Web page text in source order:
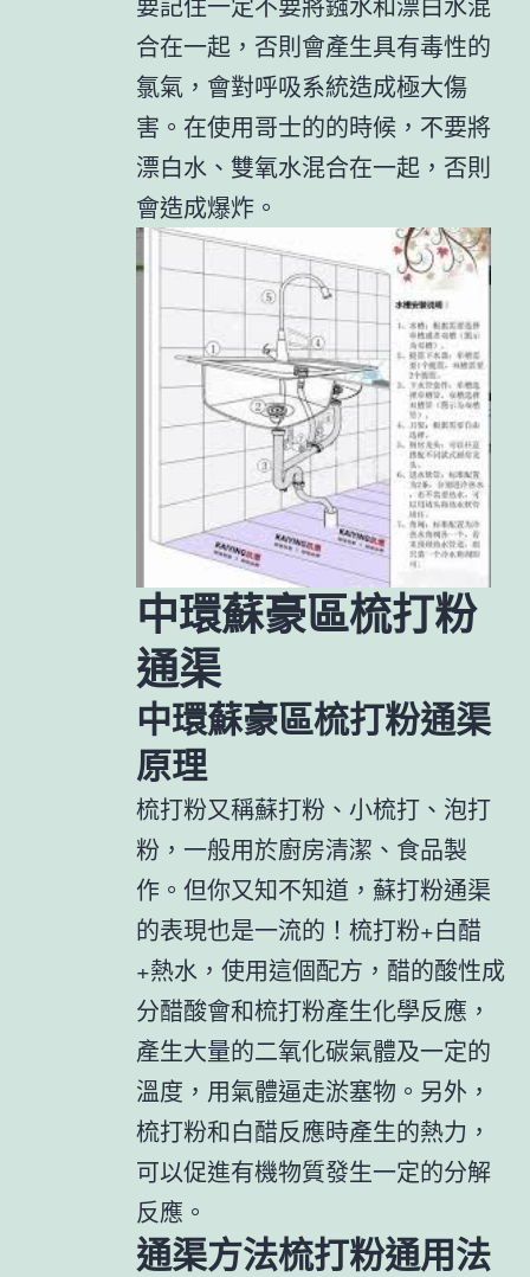
合在一起，否則會產生具有毒性的
氯氣，會對呼吸系統造成極大傷
害。在使用哥士的的時候，不要將
漂白水、雙氧水混合在一起，否則
會造成爆炸。
中環蘇豪區梳打粉
通渠
中環蘇豪區梳打粉通渠
原理
梳打粉又稱蘇打粉、小梳打、泡打
粉，一般用於廚房清潔、食品製
作。但你又知不知道，蘇打粉通渠
的表現也是一流的！梳打粉+白醋
+熱水，使用這個配方，醋的酸性成
分醋酸會和梳打粉產生化學反應，
產生大量的二氧化碳氣體及一定的
溫度，用氣體逼走淤塞物。另外，
梳打粉和白醋反應時產生的熱力，
可以促進有機物質發生一定的分解
反應。
通渠方法梳打粉通用法